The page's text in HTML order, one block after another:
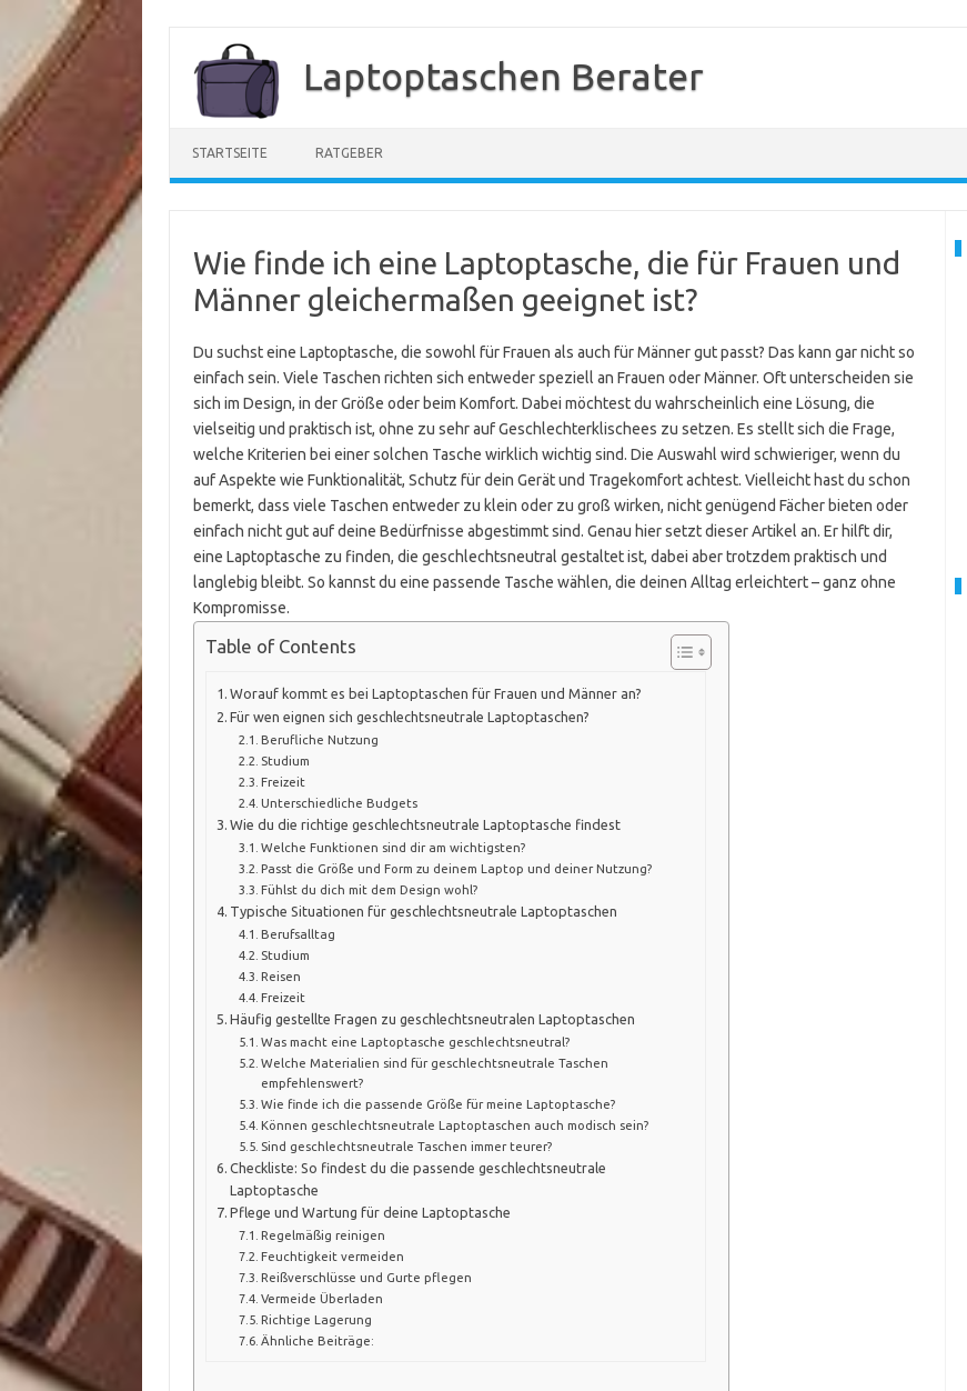
springen
Laptoptaschen Berater
STARTSEITE RATGEBER
Wie finde ich eine Laptoptasche, die für Frauen und
Männer gleichermaßen geeignet ist?
Du suchst eine Laptoptasche, die sowohl für Frauen als auch für Männer gut passt? Das kann gar nicht so
einfach sein. Viele Taschen richten sich entweder speziell an Frauen oder Männer. Oft unterscheiden sie
sich im Design, in der Größe oder beim Komfort. Dabei möchtest du wahrscheinlich eine Lösung, die
vielseitig und praktisch ist, ohne zu sehr auf Geschlechterklischees zu setzen. Es stellt sich die Frage,
welche Kriterien bei einer solchen Tasche wirklich wichtig sind. Die Auswahl wird schwieriger, wenn du
auf Aspekte wie Funktionalität, Schutz für dein Gerät und Tragekomfort achtest. Vielleicht hast du schon
bemerkt, dass viele Taschen entweder zu klein oder zu groß wirken, nicht genügend Fächer bieten oder
einfach nicht gut auf deine Bedürfnisse abgestimmt sind. Genau hier setzt dieser Artikel an. Er hilft dir,
eine Laptoptasche zu finden, die geschlechtsneutral gestaltet ist, dabei aber trotzdem praktisch und
langlebig bleibt. So kannst du eine passende Tasche wählen, die deinen Alltag erleichtert – ganz ohne
Kompromisse.
Table of Contents
Worauf kommt es bei Laptoptaschen für Frauen und Männer an?
Für wen eignen sich geschlechtsneutrale Laptoptaschen?
Berufliche Nutzung
Studium
Freizeit
Unterschiedliche Budgets
Wie du die richtige geschlechtsneutrale Laptoptasche findest
Welche Funktionen sind dir am wichtigsten?
Passt die Größe und Form zu deinem Laptop und deiner Nutzung?
Fühlst du dich mit dem Design wohl?
Typische Situationen für geschlechtsneutrale Laptoptaschen
Berufsalltag
Studium
Reisen
Freizeit
Häufig gestellte Fragen zu geschlechtsneutralen Laptoptaschen
Was macht eine Laptoptasche geschlechtsneutral?
Welche Materialien sind für geschlechtsneutrale Taschen
empfehlenswert?
Wie finde ich die passende Größe für meine Laptoptasche?
Können geschlechtsneutrale Laptoptaschen auch modisch sein?
Sind geschlechtsneutrale Taschen immer teurer?
Checkliste: So findest du die passende geschlechtsneutrale
Laptoptasche
Pflege und Wartung für deine Laptoptasche
Regelmäßig reinigen
Feuchtigkeit vermeiden
Reißverschlüsse und Gurte pflegen
Vermeide Überladen
Richtige Lagerung
Ähnliche Beiträge: